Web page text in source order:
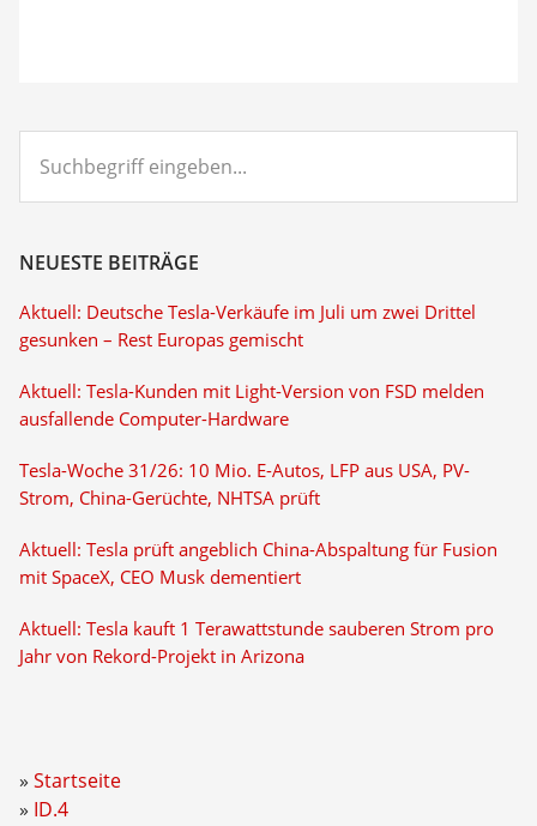
eingeben...
NEUESTE BEITRÄGE
Aktuell: Deutsche Tesla-Verkäufe im Juli um zwei Drittel
gesunken – Rest Europas gemischt
Aktuell: Tesla-Kunden mit Light-Version von FSD melden
ausfallende Computer-Hardware
Tesla-Woche 31/26: 10 Mio. E-Autos, LFP aus USA, PV-
Strom, China-Gerüchte, NHTSA prüft
Aktuell: Tesla prüft angeblich China-Abspaltung für Fusion
mit SpaceX, CEO Musk dementiert
Aktuell: Tesla kauft 1 Terawattstunde sauberen Strom pro
Jahr von Rekord-Projekt in Arizona
Startseite
ID.4